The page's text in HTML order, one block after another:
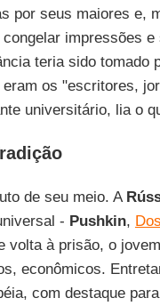
por seus maiores e,
impressões
teria sido tomado
os "escritores,
universitário, lia o
de seu meio. A
- Pushkin,
volta à prisão, o
econômicos.
com destaque